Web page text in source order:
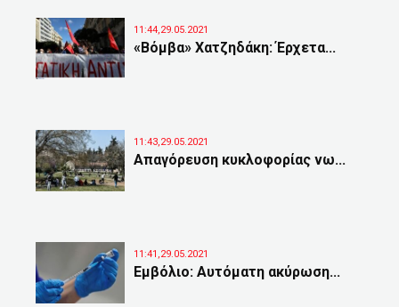
11:44,29.05.2021
«Βόμβα» Χατζηδάκη: Έρχετα...
11:43,29.05.2021
Απαγόρευση κυκλοφορίας νω...
11:41,29.05.2021
Εμβόλιο: Αυτόματη ακύρωση...